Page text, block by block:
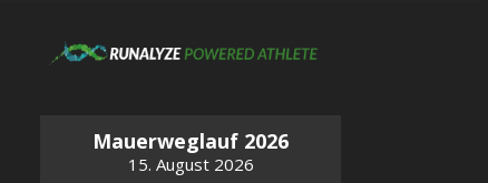
Mauerweglauf 2026
15. August 2026